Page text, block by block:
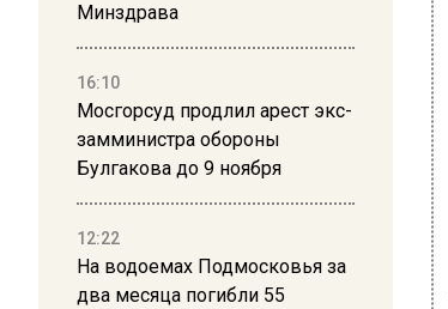
Минздрава
16:10
Мосгорсуд продлил арест экс-
замминистра обороны
Булгакова до 9 ноября
12:22
На водоемах Подмосковья за
два месяца погибли 55